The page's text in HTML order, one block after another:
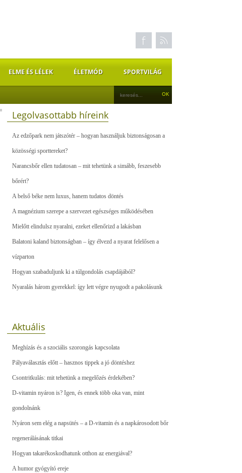
ELME ÉS LÉLEK ÉLETMÓD SPORTVILÁG
Legolvasottabb híreink
Az edzőpark nem játszótér – hogyan használjuk biztonságosan a
közösségi sporttereket?
Narancsbőr ellen tudatosan – mit tehetünk a simább, feszesebb
bőrért?
A belső béke nem luxus, hanem tudatos döntés
A magnézium szerepe a szervezet egészséges működésében
Mielőtt elindulsz nyaralni, ezeket ellenőrizd a lakásban
Balatoni kaland biztonságban – így élvezd a nyarat felelősen a
vízparton
Hogyan szabaduljunk ki a túlgondolás csapdájából?
Nyaralás három gyerekkel: így lett végre nyugodt a pakolásunk
Aktuális
Meghízás és a szociális szorongás kapcsolata
Pályaválasztás előtt – hasznos tippek a jó döntéshez
Csontritkulás: mit tehetünk a megelőzés érdekében?
D-vitamin nyáron is? Igen, és ennek több oka van, mint
gondolnánk
Nyáron sem elég a napsütés – a D-vitamin és a napkárosodott bőr
regenerálásának titkai
Hogyan takarékoskodhatunk otthon az energiával?
A humor gyógyító ereje